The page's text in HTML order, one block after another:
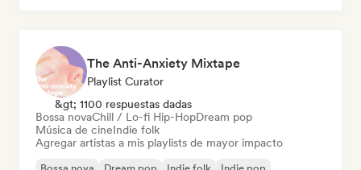
The Anti-Anxiety Mixtape
Playlist Curator
&gt; 1100 respuestas dadas
Bossa novaChill / Lo-fi Hip-HopDream pop
Música de cineIndie folk
Agregar artistas a mis playlists de mayor impacto